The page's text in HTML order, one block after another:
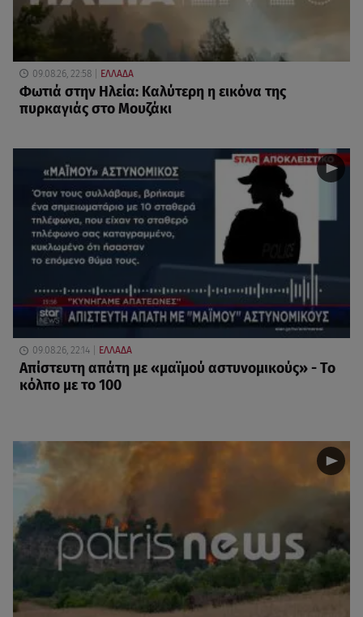
09.08.26, 22:58 ΕΛΛΑΔΑ
Φωτιά στην Ηλεία: Καλύτερη η εικόνα της
πυρκαγιάς στο Μουζάκι
09.08.26, 22:14 ΕΛΛΑΔΑ
Απίστευτη απάτη με «μαϊμού αστυνομικούς» - Το
κόλπο με το 100